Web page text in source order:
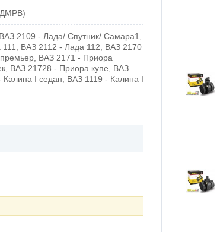
2109 - Лада/ Спутник/ Самара1,
ВАЗ 2112 - Лада 112, ВАЗ 2170
ВАЗ 2171 - Приора
ВАЗ 21728 - Приора купе, ВАЗ
I седан, ВАЗ 1119 - Калина I